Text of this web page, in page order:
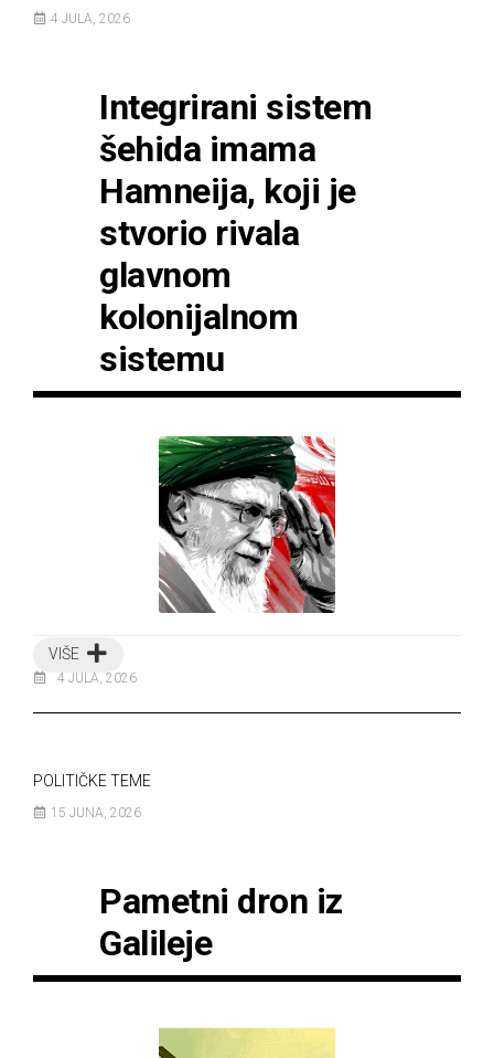
4 JULA, 2026
Integrirani sistem
šehida imama
Hamneija, koji je
stvorio rivala
glavnom
kolonijalnom
sistemu
VIŠE
4 JULA, 2026
POLITIČKE TEME
15 JUNA, 2026
Pametni dron iz
Galileje